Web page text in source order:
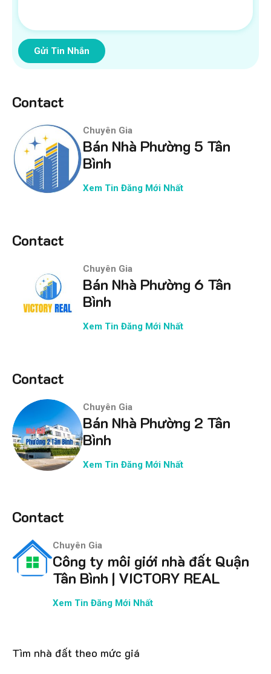
Gửi Tin Nhắn
Contact
Chuyên Gia
Bán Nhà Phường 5 Tân
Bình
Xem Tin Đăng Mới Nhất
Contact
Chuyên Gia
Bán Nhà Phường 6 Tân
Bình
Xem Tin Đăng Mới Nhất
Contact
Chuyên Gia
Bán Nhà Phường 2 Tân
Bình
Xem Tin Đăng Mới Nhất
Contact
Chuyên Gia
Công ty môi giới nhà đất Quận
Tân Bình | VICTORY REAL
Xem Tin Đăng Mới Nhất
Tìm nhà đất theo mức giá